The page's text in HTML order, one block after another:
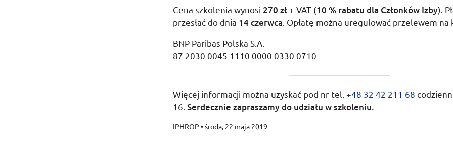
Cena szkolenia wynosi 270 zł + VAT (10 % rabatu dla Członków Izby).
przesłać do dnia 14 czerwca . Opłatę można uregulować przelewem na
BNP Paribas Polska S.A.
87 2030 0045 1110 0000 0330 0710
Więcej informacji można uzyskać pod nr tel. +48 32 42 211 68
16 Serdecznie zapraszamy do udziału w szkoleniu.
IPHROP •środa, 22 maja 2019